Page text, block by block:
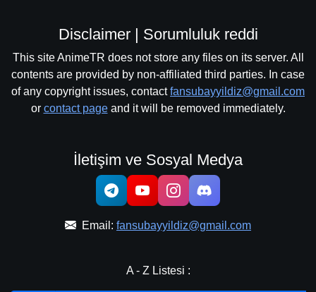
Disclaimer | Sorumluluk reddi
This site AnimeTR does not store any files on its server. All
contents are provided by non-affiliated third parties. In case
of any copyright issues, contactfansubayyildiz@gmail.com
or contact pageand it will be removed immediately.
İletişim ve Sosyal Medya
Email: fansubayyildiz@gmail.com
A - Z Listesi :